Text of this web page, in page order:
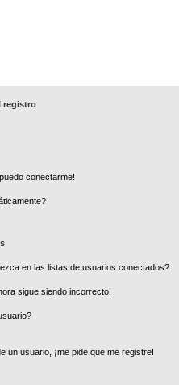
registro
conectarme!
en las listas de usuarios conectados?
sigue siendo incorrecto!
un usuario, ¡me pide que me registre!